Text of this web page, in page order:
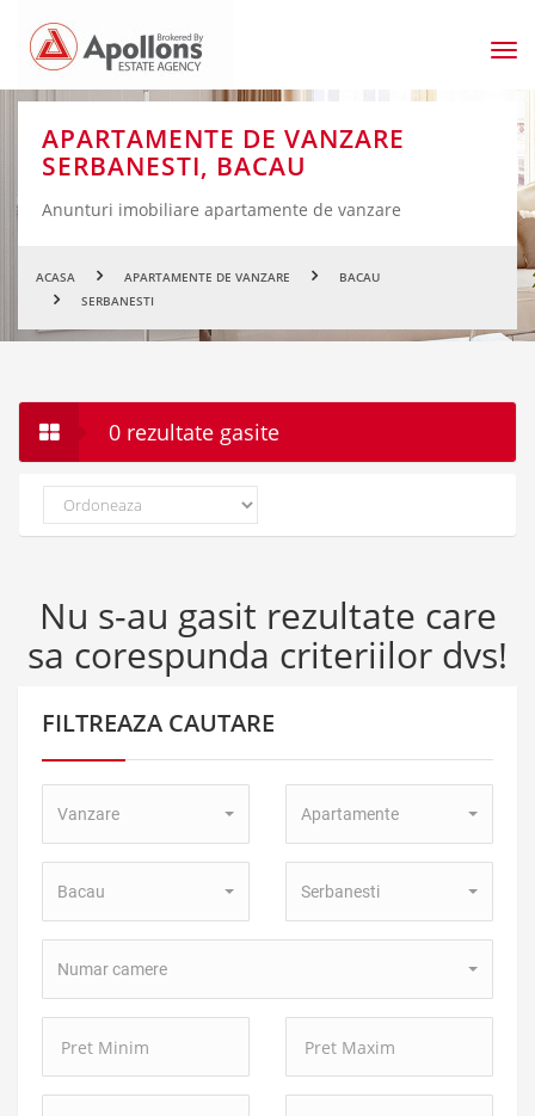
APARTAMENTE DE VANZARE
SERBANESTI, BACAU
Anunturi imobiliare apartamente de vanzare
ACASA APARTAMENTE DE VANZARE
BACAU
SERBANESTI
0 rezultate gasite
Ordoneaza
dupa
Nu s-au gasit rezultate care
sa corespunda criteriilor dvs!
FILTREAZA CAUTARE
Tranzactie:
Vanzare
Proprietate:
Apartamente
Bacau Serbanesti
camere:
Numar camere
Minim:
Maxim: